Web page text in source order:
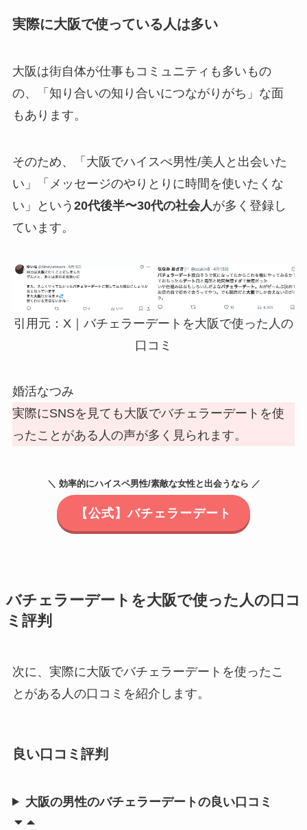
実際に大阪で使っている人は多い
大阪は街自体が仕事もコミュニティも多いもの
の、「知り合いの知り合いにつながりがち」な面
もあります。
そのため、「大阪でハイスぺ男性/美人と出会いた
い」「メッセージのやりとりに時間を使いたくな
い」という 20代後半〜30代の社会人が多く登録し
ています。
引用元：X｜バチェラーデートを大阪で使った人の
口コミ
婚活なつみ
実際にSNSを見ても大阪でバチェラーデートを使
ったことがある人の声が多く見られます。
＼ 効率的にハイスペ男性/素敵な女性と出会うなら ／
【公式】バチェラーデート
バチェラーデートを大阪で使った人の口コ
ミ評判
次に、実際に大阪でバチェラーデートを使ったこ
とがある人の口コミを紹介します。
良い口コミ評判
大阪の男性のバチェラーデートの良い口コミ